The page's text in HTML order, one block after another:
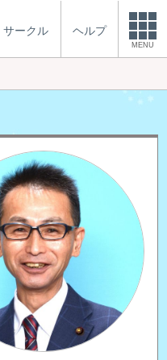
サークル ヘルプ
MENU